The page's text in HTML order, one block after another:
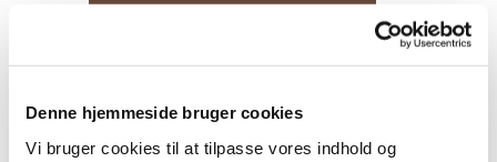
Denne hjemmeside bruger cookies
Vi bruger cookies til at tilpasse vores indhold og
Tersløse kirke d. 1.5.